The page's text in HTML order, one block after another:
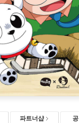
파트너샵